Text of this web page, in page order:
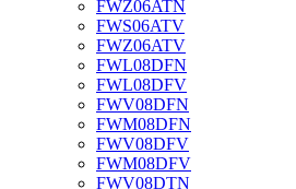
FWZ06ATN
FWS06ATV
FWZ06ATV
FWL08DFN
FWL08DFV
FWV08DFN
FWM08DFN
FWV08DFV
FWM08DFV
FWV08DTN